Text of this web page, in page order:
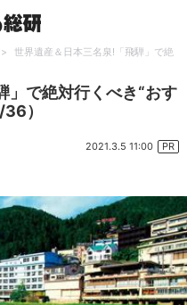
>
世界遺産＆日本三名泉!「飛騨」で絶
」で絶対行くべき“おす
）
2021.3.5 11:00 PR